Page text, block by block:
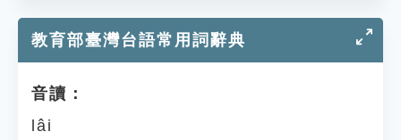
教育部臺灣台語常用詞辭典
音讀：
lâi